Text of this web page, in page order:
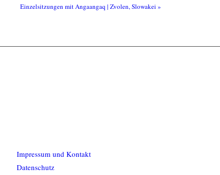
Einzelsitzungen mit Angaangaq | Zvolen, Slowakei »
Impressum und Kontakt
Datenschutz